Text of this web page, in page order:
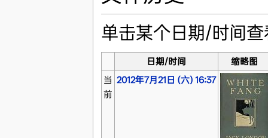
单击某个日期/时间
日期/时间
缩略图
当
前
2012年7月21日 (六) 16:37